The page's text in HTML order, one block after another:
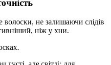
не залишаючи слідів
ніж у хни.